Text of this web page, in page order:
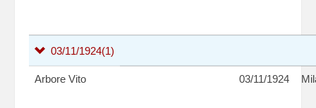
03/11/1924(1)
Arbore Vito 03/11/1924